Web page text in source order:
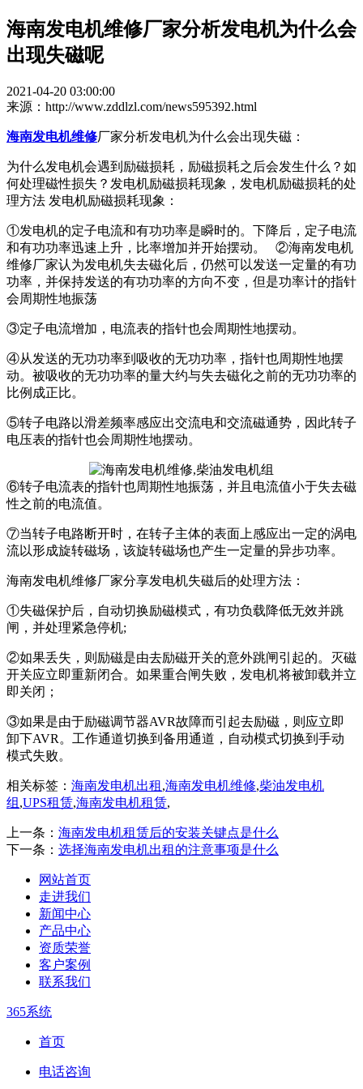
海南发电机维修厂家分析发电机为什么会
出现失磁呢
2021-04-20 03:00:00
来源：http://www.zddlzl.com/news595392.html
海南发电机维修厂家分析发电机为什么会出现失磁：
为什么发电机会遇到励磁损耗，励磁损耗之后会发生什么？如
何处理磁性损失？发电机励磁损耗现象，发电机励磁损耗的处
理方法 发电机励磁损耗现象：
①发电机的定子电流和有功功率是瞬时的。下降后，定子电流
和有功功率迅速上升，比率增加并开始摆动。 ②海南发电机
维修厂家认为发电机失去磁化后，仍然可以发送一定量的有功
功率，并保持发送的有功功率的方向不变，但是功率计的指针
会周期性地振荡
③定子电流增加，电流表的指针也会周期性地摆动。
④从发送的无功功率到吸收的无功功率，指针也周期性地摆
动。被吸收的无功功率的量大约与失去磁化之前的无功功率的
比例成正比。
⑤转子电路以滑差频率感应出交流电和交流磁通势，因此转子
电压表的指针也会周期性地摆动。
⑥转子电流表的指针也周期性地振荡，并且电流值小于失去磁
性之前的电流值。
⑦当转子电路断开时，在转子主体的表面上感应出一定的涡电
流以形成旋转磁场，该旋转磁场也产生一定量的异步功率。
海南发电机维修厂家分享发电机失磁后的处理方法：
①失磁保护后，自动切换励磁模式，有功负载降低无效并跳
闸，并处理紧急停机;
②如果丢失，则励磁是由去励磁开关的意外跳闸引起的。灭磁
开关应立即重新闭合。如果重合闸失败，发电机将被卸载并立
即关闭；
③如果是由于励磁调节器AVR故障而引起去励磁，则应立即
卸下AVR。工作通道切换到备用通道，自动模式切换到手动
模式失败。
相关标签： 海南发电机出租 ,海南发电机维修,柴油发电机
组 ,UPS租赁,海南发电机租赁,
上一条： 海南发电机租赁后的安装关键点是什么
下一条： 选择海南发电机出租的注意事项是什么
网站首页
走进我们
新闻中心
产品中心
资质荣誉
客户案例
联系我们
365系统
首页
电话咨询